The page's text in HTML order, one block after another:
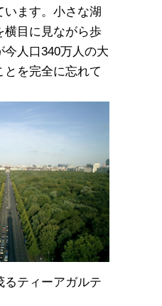
ます。小さな湖
横目に見ながら歩
人口340万人の大
を完全に忘れて
るティーアガルテ